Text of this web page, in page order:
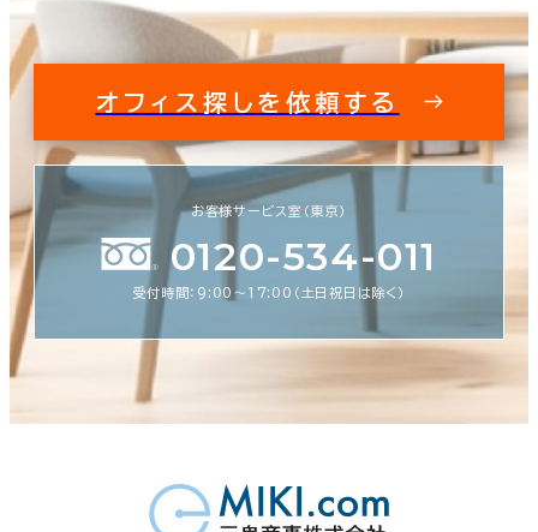
オフィス探しを依頼する
お客様サービス室（東京）
0120-534-011
受付時間：9:00〜17:00（土日祝日は除く）